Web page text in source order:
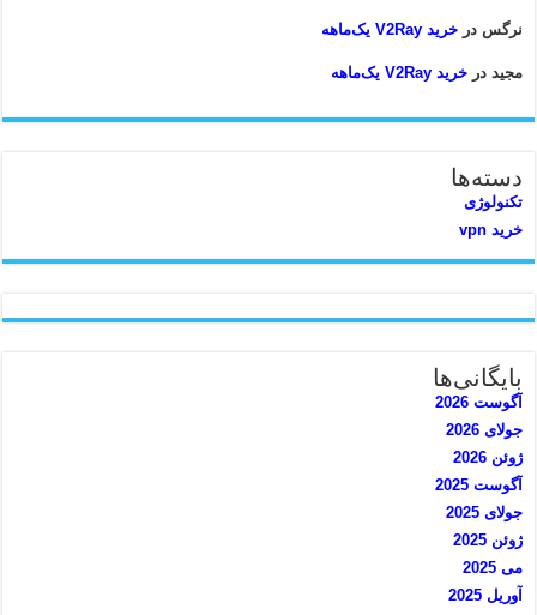
نرگس درخرید V2Ray یک‌ماهه
مجید درخرید V2Ray یک‌ماهه
دسته‌ها
تکنولوژی
خرید vpn
بایگانی‌ها
آگوست 2026
جولای 2026
ژوئن 2026
آگوست 2025
جولای 2025
ژوئن 2025
می 2025
آوریل 2025